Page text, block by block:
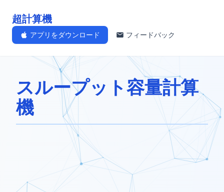
超計算機
アプリをダウンロード フィードバック
スループット容量計算
機